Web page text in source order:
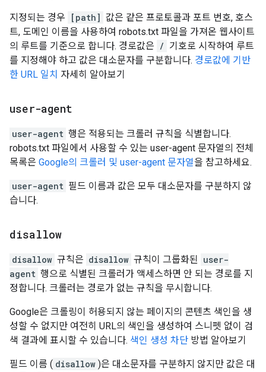
지정되는 경우 [path] 값은 같은 프로토콜과 포트 번호, 호스
트, 도메인 이름을 사용하여 robots.txt 파일을 가져온 웹사이트
의 루트를 기준으로 합니다. 경로값은 / 기호로 시작하여 루트
를 지정해야 하고 값은 대소문자를 구분합니다. 경로값에 기반
한 URL 일치 자세히 알아보기
user-agent
user-agent 행은 적용되는 크롤러 규칙을 식별합니다.
robots.txt 파일에서 사용할 수 있는 user-agent 문자열의 전체
목록은 Google의 크롤러 및 user-agent 문자열을 참고하세요.
user-agent 필드 이름과 값은 모두 대소문자를 구분하지 않
습니다.
disallow
disallow 규칙은 disallow 규칙이 그룹화된 user-
agent 행으로 식별된 크롤러가 액세스하면 안 되는 경로를 지
정합니다. 크롤러는 경로가 없는 규칙을 무시합니다.
Google은 크롤링이 허용되지 않는 페이지의 콘텐츠 색인을 생
성할 수 없지만 여전히 URL의 색인을 생성하여 스니펫 없이 검
색 결과에 표시할 수 있습니다. 색인 생성 차단 방법 알아보기
필드 이름 ( disallow )은 대소문자를 구분하지 않지만 값은 대